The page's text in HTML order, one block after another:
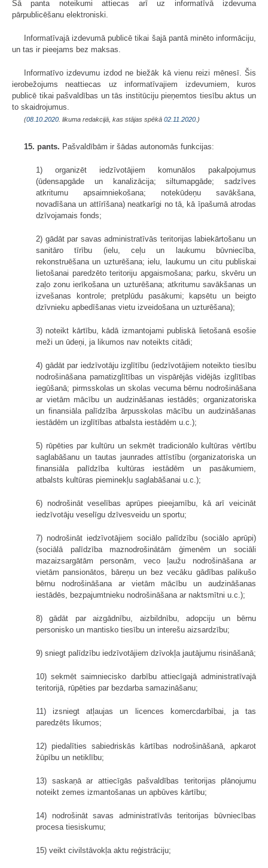
Šā panta noteikumi attiecas arī uz informatīvā izdevuma
pārpublicēšanu elektroniski.
Informatīvajā izdevumā publicē tikai šajā pantā minēto informāciju,
un tas ir pieejams bez maksas.
Informatīvo izdevumu izdod ne biežāk kā vienu reizi mēnesī. Šis
ierobežojums neattiecas uz informatīvajiem izdevumiem, kuros
publicē tikai pašvaldības un tās institūciju pieņemtos tiesību aktus un
to skaidrojumus.
(08.10.2020 . likuma redakcijā, kas stājas spēkā 02.11.2020. )
15. pants. Pašvaldībām ir šādas autonomās funkcijas:
1) organizēt iedzīvotājiem komunālos pakalpojumus
(ūdensapgāde un kanalizācija; siltumapgāde; sadzīves
atkritumu apsaimniekošana; notekūdeņu savākšana,
novadīšana un attīrīšana) neatkarīgi no tā, kā īpašumā atrodas
dzīvojamais fonds;
2) gādāt par savas administratīvās teritorijas labiekārtošanu un
sanitāro tīrību (ielu, ceļu un laukumu būvniecība,
rekonstruēšana un uzturēšana; ielu, laukumu un citu publiskai
lietošanai paredzēto teritoriju apgaismošana; parku, skvēru un
zaļo zonu ierīkošana un uzturēšana; atkritumu savākšanas un
izvešanas kontrole; pretplūdu pasākumi; kapsētu un beigto
dzīvnieku apbedīšanas vietu izveidošana un uzturēšana);
3) noteikt kārtību, kādā izmantojami publiskā lietošanā esošie
meži un ūdeņi, ja likumos nav noteikts citādi;
4) gādāt par iedzīvotāju izglītību (iedzīvotājiem noteikto tiesību
nodrošināšana pamatizglītības un vispārējās vidējās izglītības
iegūšanā; pirmsskolas un skolas vecuma bērnu nodrošināšana
ar vietām mācību un audzināšanas iestādēs; organizatoriska
un finansiāla palīdzība ārpusskolas mācību un audzināšanas
iestādēm un izglītības atbalsta iestādēm u.c.);
5) rūpēties par kultūru un sekmēt tradicionālo kultūras vērtību
saglabāšanu un tautas jaunrades attīstību (organizatoriska un
finansiāla palīdzība kultūras iestādēm un pasākumiem,
atbalsts kultūras pieminekļu saglabāšanai u.c.);
6) nodrošināt veselības aprūpes pieejamību, kā arī veicināt
iedzīvotāju veselīgu dzīvesveidu un sportu;
7) nodrošināt iedzīvotājiem sociālo palīdzību (sociālo aprūpi)
(sociālā palīdzība maznodrošinātām ģimenēm un sociāli
mazaizsargātām personām, veco ļaužu nodrošināšana ar
vietām pansionātos, bāreņu un bez vecāku gādības palikušo
bērnu nodrošināšana ar vietām mācību un audzināšanas
iestādēs, bezpajumtnieku nodrošināšana ar naktsmītni u.c.);
8) gādāt par aizgādnību, aizbildnību, adopciju un bērnu
personisko un mantisko tiesību un interešu aizsardzību;
9) sniegt palīdzību iedzīvotājiem dzīvokļa jautājumu risināšanā;
10) sekmēt saimniecisko darbību attiecīgajā administratīvajā
teritorijā, rūpēties par bezdarba samazināšanu;
11) izsniegt atļaujas un licences komercdarbībai, ja tas
paredzēts likumos;
12) piedalīties sabiedriskās kārtības nodrošināšanā, apkarot
žūpību un netiklību;
13) saskaņā ar attiecīgās pašvaldības teritorijas plānojumu
noteikt zemes izmantošanas un apbūves kārtību;
14) nodrošināt savas administratīvās teritorijas būvniecības
procesa tiesiskumu;
15) veikt civilstāvokļa aktu reģistrāciju;